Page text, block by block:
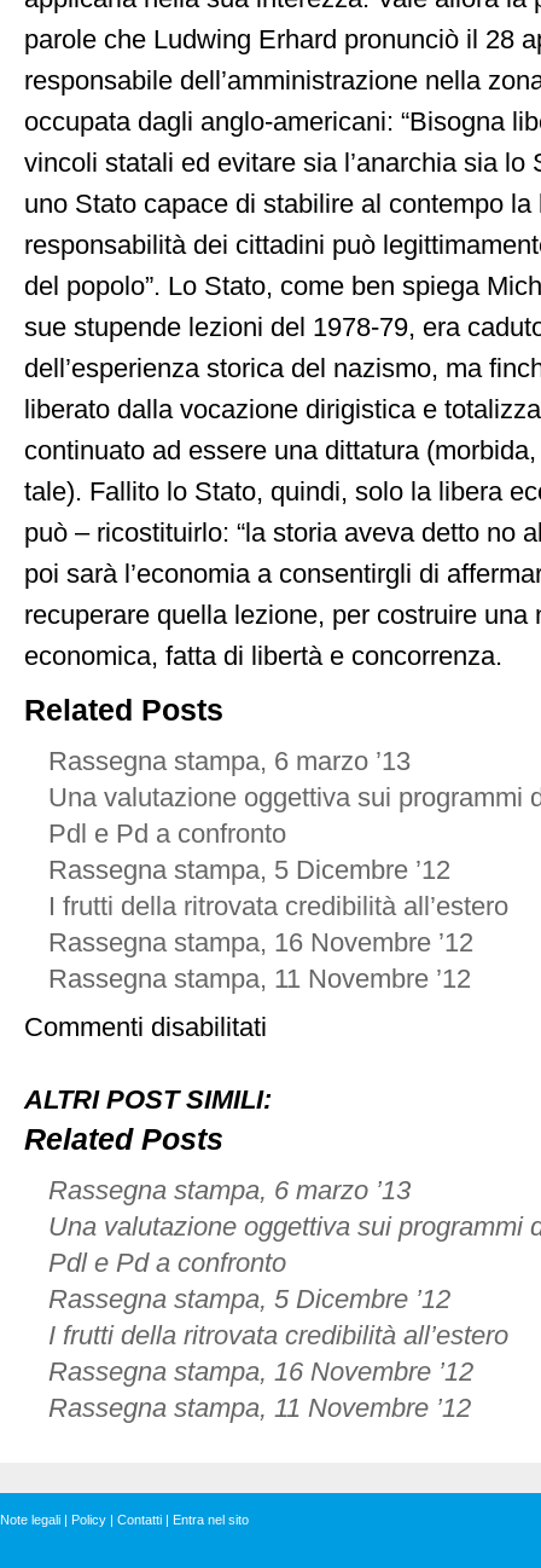
parole che Ludwing Erhard pronunciò il 28
responsabile dell’amministrazione nella
occupata dagli anglo-americani: “Bisogna
vincoli statali ed evitare sia l’anarchia sia lo
uno Stato capace di stabilire al contempo la
responsabilità dei cittadini può
del popolo”. Lo Stato, come ben spiega
sue stupende lezioni del 1978-79, era
dell’esperienza storica del nazismo, ma
liberato dalla vocazione dirigistica e
continuato ad essere una dittatura
tale). Fallito lo Stato, quindi, solo la libera
può – ricostituirlo: “la storia aveva detto no
poi sarà l’economia a consentirgli di
recuperare quella lezione, per costruire una
economica, fatta di libertà e concorrenza.
Related Posts
Rassegna stampa, 6 marzo ’13
Una valutazione oggettiva sui programmi
Pdl e Pd a confronto
Rassegna stampa, 5 Dicembre ’12
I frutti della ritrovata credibilità all’estero
Rassegna stampa, 16 Novembre ’12
Rassegna stampa, 11 Novembre ’12
Commenti disabilitati
economica,
concorrenza
ALTRI POST SIMILI:
Related Posts
Rassegna stampa, 6 marzo ’13
Una valutazione oggettiva sui programmi
Pdl e Pd a confronto
Rassegna stampa, 5 Dicembre ’12
I frutti della ritrovata credibilità all’estero
Rassegna stampa, 16 Novembre ’12
Rassegna stampa, 11 Novembre ’12
Note legali | Policy | Contatti | Entra nel sito